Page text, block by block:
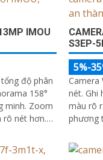
IMOU
độ phân
158°
minh. Zoom
rõ nét hơn.
S3EP-
5%-
Camera
nét. Ghi
màu rõ
phương